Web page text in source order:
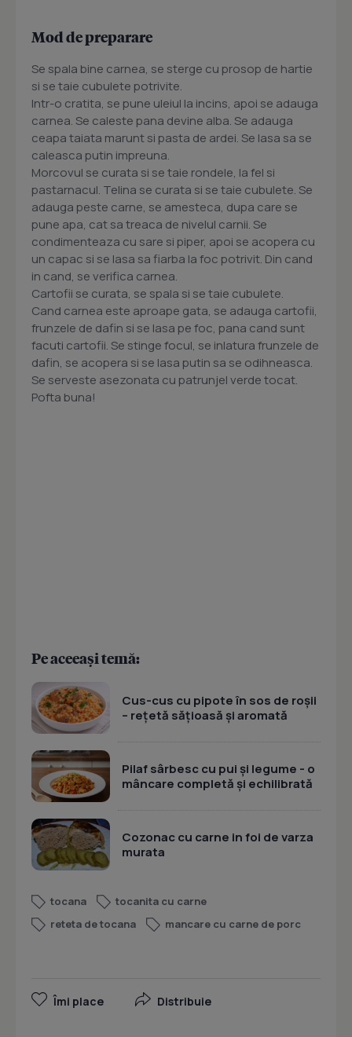
Mod de preparare
Se spala bine carnea, se sterge cu prosop de hartie
si se taie cubulete potrivite.
Intr-o cratita, se pune uleiul la incins, apoi se adauga
carnea. Se caleste pana devine alba. Se adauga
ceapa taiata marunt si pasta de ardei. Se lasa sa se
caleasca putin impreuna.
Morcovul se curata si se taie rondele, la fel si
pastarnacul. Telina se curata si se taie cubulete. Se
adauga peste carne, se amesteca, dupa care se
pune apa, cat sa treaca de nivelul carnii. Se
condimenteaza cu sare si piper, apoi se acopera cu
un capac si se lasa sa fiarba la foc potrivit. Din cand
in cand, se verifica carnea.
Cartofii se curata, se spala si se taie cubulete.
Cand carnea este aproape gata, se adauga cartofii,
frunzele de dafin si se lasa pe foc, pana cand sunt
facuti cartofii. Se stinge focul, se inlatura frunzele de
dafin, se acopera si se lasa putin sa se odihneasca.
Se serveste asezonata cu patrunjel verde tocat.
Pofta buna!
Pe aceeași temă:
Cus-cus cu pipote în sos de roșii
– rețetă sățioasă și aromată
Pilaf sârbesc cu pui și legume - o
mâncare completă și echilibrată
Cozonac cu carne in foi de varza
murata
tocana
tocanita cu carne
reteta de tocana
mancare cu carne de porc
Îmi place Distribuie